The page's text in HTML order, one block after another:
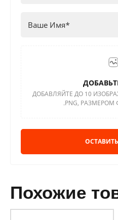
ДОБАВЛЯЙТЕ ДО 10
.PNG,
похожие